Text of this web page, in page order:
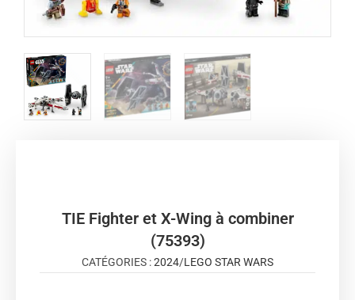
TIE Fighter et X-Wing à combiner
(75393)
CATÉGORIES :2024/LEGO STAR WARS